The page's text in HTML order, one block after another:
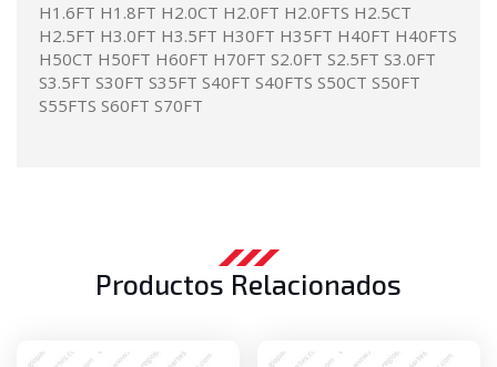
H1.6FT H1.8FT H2.0CT H2.0FT H2.0FTS H2.5CT
H2.5FT H3.0FT H3.5FT H30FT H35FT H40FT H40FTS
H50CT H50FT H60FT H70FT S2.0FT S2.5FT S3.0FT
S3.5FT S30FT S35FT S40FT S40FTS S50CT S50FT
S55FTS S60FT S70FT
Productos Relacionados